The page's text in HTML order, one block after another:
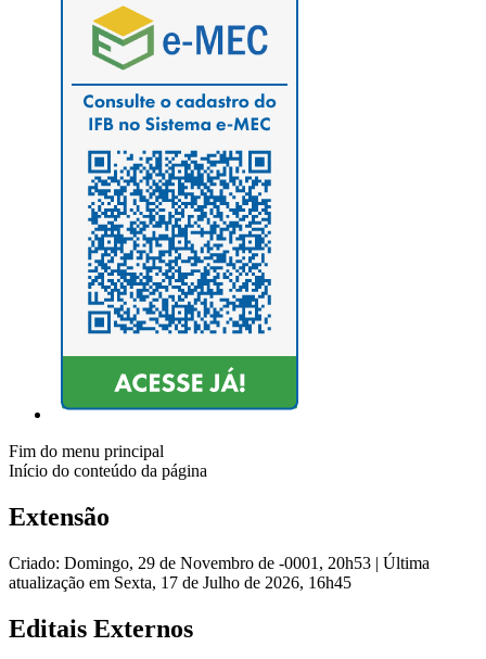
Fim do menu principal
Início do conteúdo da página
Extensão
Criado: Domingo, 29 de Novembro de -0001, 20h53 | Última
atualização em Sexta, 17 de Julho de 2026, 16h45
Editais Externos